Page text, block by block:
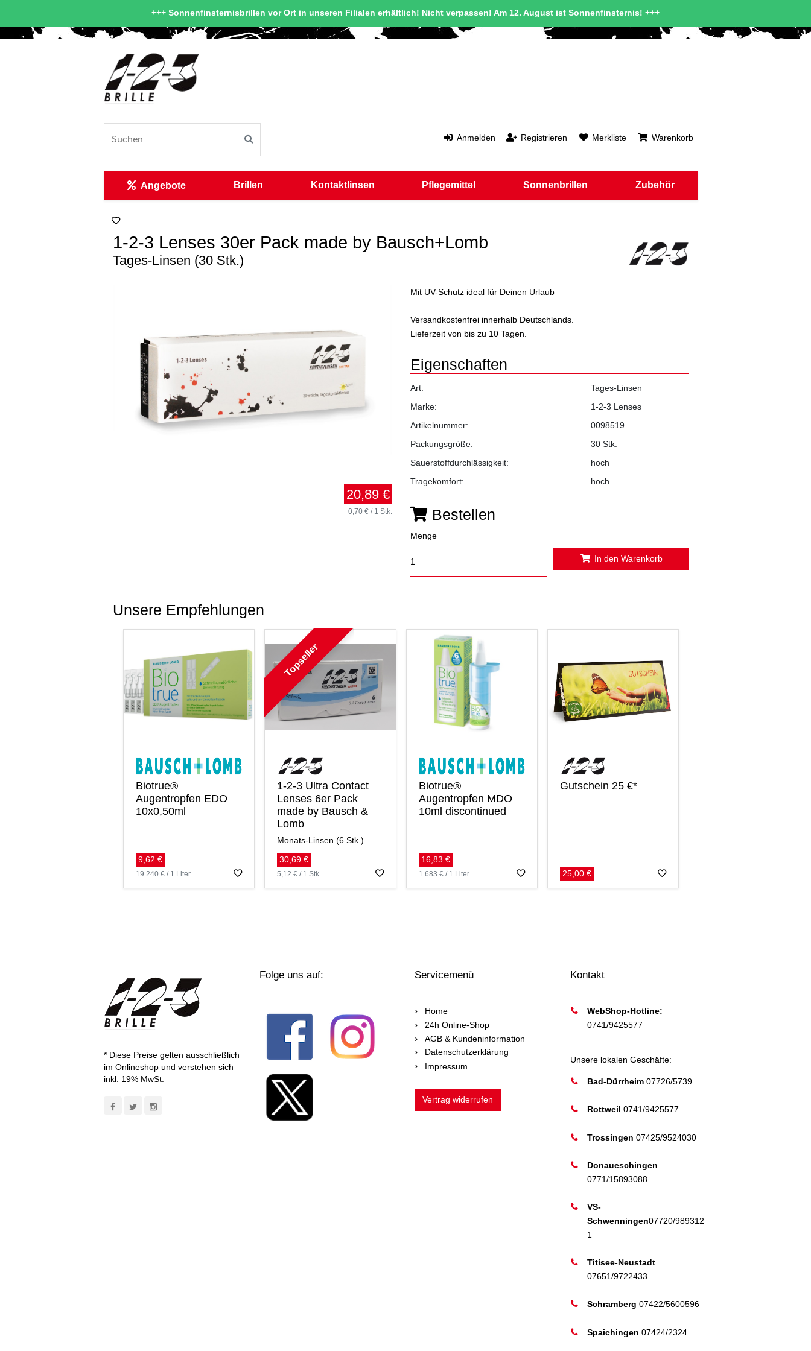
+++ Sonnenfinsternisbrillen vor Ort in unseren Filialen erhältlich! Nicht verpassen! Am 12. August ist Sonnenfinsternis! +++
Anmelden Registrieren Merkliste Warenkorb
Angebote Brillen Kontaktlinsen Pflegemittel Sonnenbrillen Zubehör
1-2-3 Lenses 30er Pack made by Bausch+Lomb
Tages-Linsen (30 Stk.)
20,89 €
0,70 € / 1 Stk.
Mit UV-Schutz ideal für Deinen Urlaub
Versandkostenfrei innerhalb Deutschlands.
Lieferzeit von bis zu 10 Tagen.
Eigenschaften
Art:
Tages-Linsen
Marke:
1-2-3 Lenses
Artikelnummer:
0098519
Packungsgröße:
30 Stk.
Sauerstoffdurchlässigkeit:
hoch
Tragekomfort:
hoch
Bestellen
Menge
In den Warenkorb
Unsere Empfehlungen
Biotrue®
Augentropfen EDO
10x0,50ml
9,62 €
19.240 € / 1 Liter
Topseller
1-2-3 Ultra Contact
Lenses 6er Pack
made by Bausch &
Lomb
Monats-Linsen (6 Stk.)
30,69 €
5,12 € / 1 Stk.
Biotrue®
Augentropfen MDO
10ml discontinued
16,83 €
1.683 € / 1 Liter
Gutschein 25 €*
25,00 €
* Diese Preise gelten ausschließlich
im Onlineshop und verstehen sich
inkl. 19% MwSt.
Folge uns auf: Servicemenü
Home
24h Online-Shop
AGB & Kundeninformation
Datenschutzerklärung
Impressum
Vertrag widerrufen
Kontakt
WebShop-Hotline:
0741/9425577
Unsere lokalen Geschäfte:
Bad-Dürrheim 07726/5739
Rottweil 0741/9425577
Trossingen 07425/9524030
Donaueschingen
0771/15893088
VS-
Schwenningen07720/989312
1
Titisee-Neustadt
07651/9722433
Schramberg 07422/5600596
Spaichingen 07424/2324